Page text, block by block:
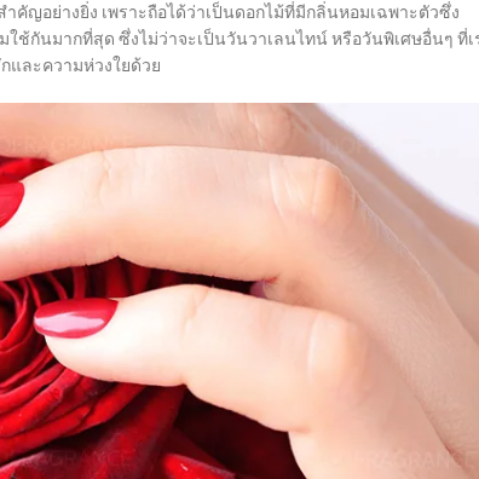
ญอย่างยิ่ง เพราะถือได้ว่าเป็นดอกไม้ที่มีกลิ่นหอมเฉพาะตัวซึ่ง
กันมากที่สุด ซึ่งไม่ว่าจะเป็นวันวาเลนไทน์ หรือวันพิเศษอื่นๆ ที่เ
และความห่วงใยด้วย